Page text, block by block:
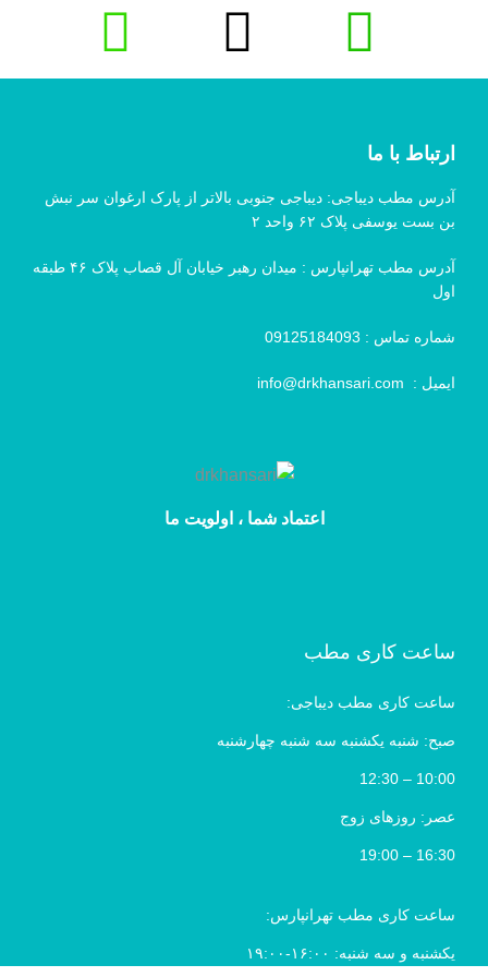
ارتباط با ما
آدرس مطب دیباجی: دیباجی جنوبی بالاتر از پارک ارغوان سر نبش
بن بست یوسفی پلاک ۶۲ واحد ۲
آدرس مطب تهرانپارس : میدان رهبر خیابان آل قصاب پلاک ۴۶ طبقه
اول
شماره تماس :
ایمیل : info@drkhansari.com
اعتماد شما ، اولویت ما
ساعت کاری مطب
ساعت کاری مطب دیباجی:
صبح: شنبه یکشنبه سه شنبه چهارشنبه
10:00 – 12:30
عصر: روزهای زوج
16:30 – 19:00
ساعت کاری مطب تهرانپارس:
یکشنبه و سه شنبه: ۱۶:۰۰-۱۹:۰۰